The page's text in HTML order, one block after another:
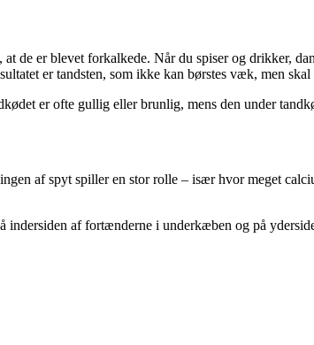
de er blevet forkalkede. Når du spiser og drikker,
er tandsten, som ikke kan børstes væk, men
er ofte gullig eller brunlig, mens den under
af spyt spiller en stor rolle – især hvor meget
indersiden af fortænderne i underkæben og på